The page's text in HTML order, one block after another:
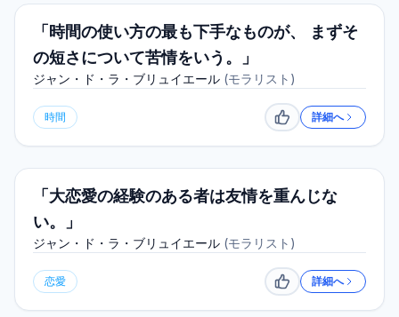
「時間の使い方の最も下手なものが、 まずそ
の短さについて苦情をいう。」
ジャン・ド・ラ・ブリュイエール (モラリスト )
時間 いいね詳細へ
「大恋愛の経験のある者は友情を重んじな
い。」
ジャン・ド・ラ・ブリュイエール (モラリスト )
恋愛 いいね詳細へ